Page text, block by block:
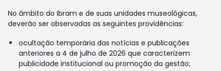
No âmbito do Ibram e de suas unidades museológicas,
deverão ser observadas as seguintes providências:
ocultação temporária das notícias e publicações
anteriores a 4 de julho de 2026 que caracterizem
publicidade institucional ou promoção da gestão;